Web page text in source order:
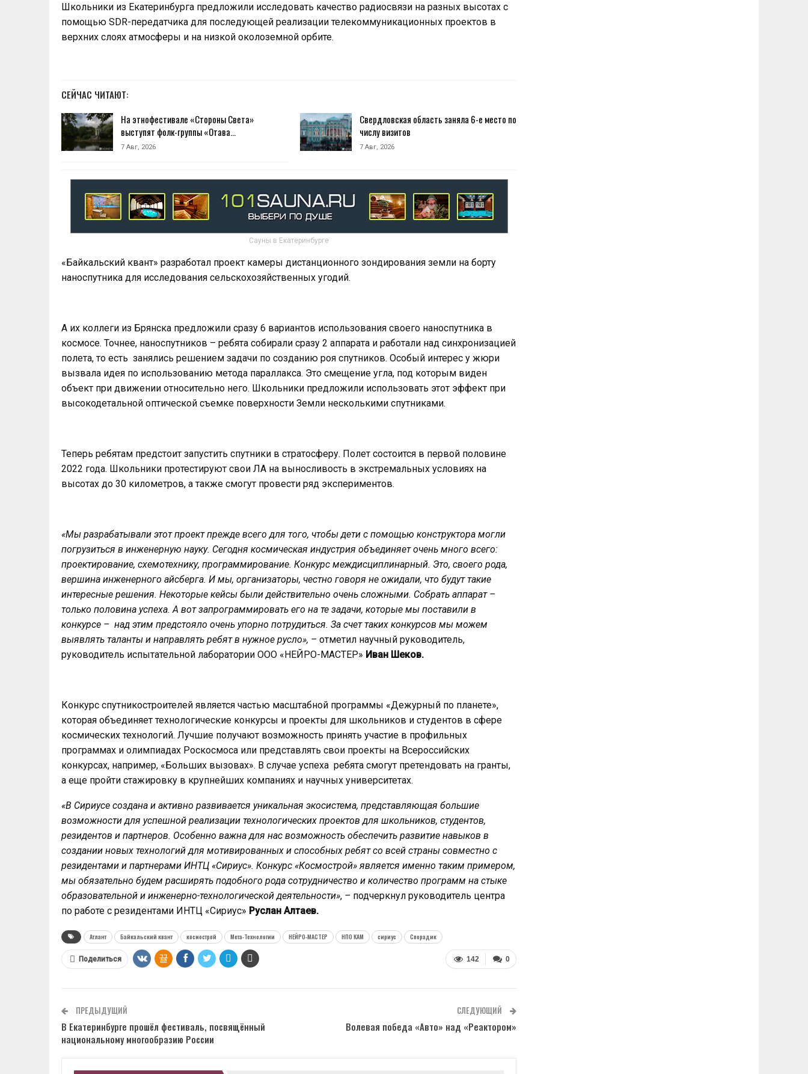
Школьники из Екатеринбурга предложили исследовать качество радиосвязи на разных высотах с
помощью SDR-передатчика для последующей реализации телекоммуникационных проектов в
верхних слоях атмосферы и на низкой околоземной орбите.
СЕЙЧАС ЧИТАЮТ:
На этнофестивале «Стороны Света»
выступят фолк-группы «Отава…
7 Авг, 2026
Свердловская область заняла 6-е место по
числу визитов
7 Авг, 2026
Сауны в Екатеринбурге
«Байкальский квант» разработал проект камеры дистанционного зондирования земли на борту
наноспутника для исследования сельскохозяйственных угодий.
А их коллеги из Брянска предложили сразу 6 вариантов использования своего наноспутника в
космосе. Точнее, наноспутников – ребята собирали сразу 2 аппарата и работали над синхронизацией
полета, то есть занялись решением задачи по созданию роя спутников. Особый интерес у жюри
вызвала идея по использованию метода параллакса. Это смещение угла, под которым виден
объект при движении относительно него. Школьники предложили использовать этот эффект при
высокодетальной оптической съемке поверхности Земли несколькими спутниками.
Теперь ребятам предстоит запустить спутники в стратосферу. Полет состоится в первой половине
2022 года. Школьники протестируют свои ЛА на выносливость в экстремальных условиях на
высотах до 30 километров, а также смогут провести ряд экспериментов.
«Мы разрабатывали этот проект прежде всего для того, чтобы дети с помощью конструктора могли
погрузиться в инженерную науку. Сегодня космическая индустрия объединяет очень много всего:
проектирование, схемотехнику, программирование. Конкурс междисциплинарный. Это, своего рода,
вершина инженерного айсберга. И мы, организаторы, честно говоря не ожидали, что будут такие
интересные решения. Некоторые кейсы были действительно очень сложными. Собрать аппарат –
только половина успеха. А вот запрограммировать его на те задачи, которые мы поставили в
конкурсе – над этим предстояло очень упорно потрудиться. За счет таких конкурсов мы можем
выявлять таланты и направлять ребят в нужное русло», – отметил научный руководитель,
руководитель испытательной лаборатории ООО «НЕЙРО-МАСТЕР» Иван Шеков.
Конкурс спутникостроителей является частью масштабной программы «Дежурный по планете»,
которая объединяет технологические конкурсы и проекты для школьников и студентов в сфере
космических технологий. Лучшие получают возможность принять участие в профильных
программах и олимпиадах Роскосмоса или представлять свои проекты на Всероссийских
конкурсах, например, «Больших вызовах». В случае успеха ребята смогут претендовать на гранты,
а еще пройти стажировку в крупнейших компаниях и научных университетах.
«В Сириусе создана и активно развивается уникальная экосистема, представляющая большие
возможности для успешной реализации технологических проектов для школьников, студентов,
резидентов и партнеров. Особенно важна для нас возможность обеспечить развитие навыков в
создании новых технологий для мотивированных и способных ребят со всей страны совместно с
резидентами и партнерами ИНТЦ «Сириус». Конкурс «Космострой» является именно таким примером,
мы обязательно будем расширять подобного рода сотрудничество и количество программ на стыке
образовательной и инженерно-технологической деятельности», – подчеркнул руководитель центра
по работе с резидентами ИНТЦ «Сириус» Руслан Алтаев.
Атлант Байкальский квант космострой Мета-Технологии НЕЙРО-МАСТЕР НПО КАМ сириус Спорадик
0
142
Поделиться
ПРЕДЫДУЩИЙ
В Екатеринбурге прошёл фестиваль, посвящённый
национальному многообразию России
СЛЕДУЮЩИЙ
Волевая победа «Авто» над «Реактором»